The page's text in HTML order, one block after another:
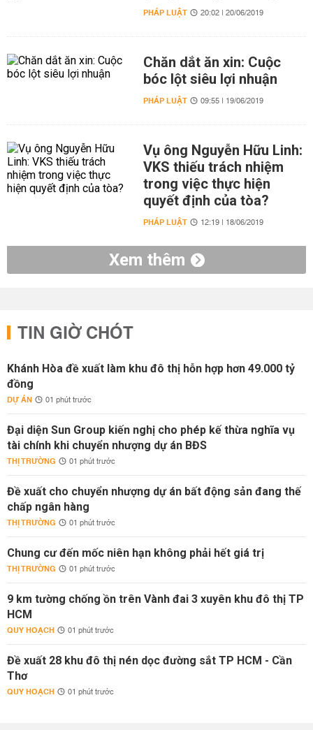
PHÁP LUẬT 20:02 | 20/06/2019
Chăn dắt ăn xin: Cuộc
bóc lột siêu lợi nhuận
PHÁP LUẬT 09:55 | 19/06/2019
Vụ ông Nguyễn Hữu Linh:
VKS thiếu trách nhiệm
trong việc thực hiện
quyết định của tòa?
PHÁP LUẬT 12:19 | 18/06/2019
Xem thêm
TIN GIỜ CHÓT
Khánh Hòa đề xuất làm khu đô thị hỗn hợp hơn 49.000 tỷ
đồng
DỰ ÁN 01 phút trước
Đại diện Sun Group kiến nghị cho phép kế thừa nghĩa vụ
tài chính khi chuyển nhượng dự án BĐS
THỊ TRƯỜNG 01 phút trước
Đề xuất cho chuyển nhượng dự án bất động sản đang thế
chấp ngân hàng
THỊ TRƯỜNG 01 phút trước
Chung cư đến mốc niên hạn không phải hết giá trị
THỊ TRƯỜNG 01 phút trước
9 km tường chống ồn trên Vành đai 3 xuyên khu đô thị TP
HCM
QUY HOẠCH 01 phút trước
Đề xuất 28 khu đô thị nén dọc đường sắt TP HCM - Cần
Thơ
QUY HOẠCH 01 phút trước